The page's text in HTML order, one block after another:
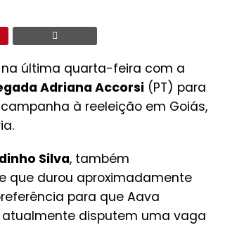
na última quarta-feira com a
Adriana Accorsi (PT) para
à reeleição em Goiás,
Silva, também
que durou aproximadamente
para que Aava
disputem uma vaga